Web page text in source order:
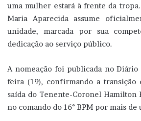
uma mulher estará à frente da
Maria Aparecida assume
unidade, marcada por sua
dedicação ao serviço público.
A nomeação foi publicada no
feira (19), confirmando a transição
saída do Tenente-Coronel Hamilton
no comando do 16° BPM por mais de